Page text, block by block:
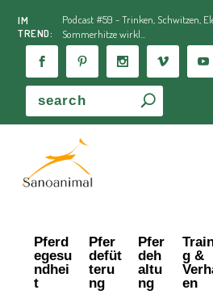
IM
TREND:
Podcast #59 - Trinken, Schwitzen,
Sommerhitze wirkl...
Pferd
egesu
ndhei
t
Pfer
defüt
teru
ng
Pfer
deh
altu
ng
g &
en